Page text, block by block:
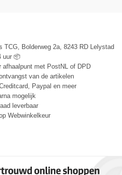
TCG, Bolderweg 2a, 8243 RD Lelystad
uur 📦
afhaalpunt met PostNL of DPD
van de artikelen
Paypal en meer
mogelijk
leverbaar
Webwinkelkeur